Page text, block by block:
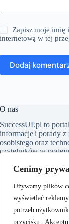
Cenimy
Używamy plików
wyświetlać
potrzeb
przycisku
Zapisz moje imię
internetową w tej
Dodaj
O nas
SuccessUP.pl to
informacje i porady z
osobistego oraz
czytelników w
artykuły były